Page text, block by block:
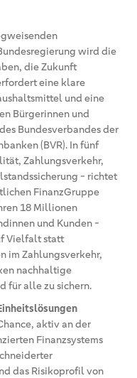
wird die
die Zukunft
eine klare
und eine
Bürgerinnen und
Bundesverbandes der
(BVR). In fünf
Zahlungsverkehr,
- richtet
FinanzGruppe
18 Millionen
und Kunden -
Vielfalt statt
im Zahlungsverkehr,
nachhaltige
für alle zu sichern.
aktiv an der
Finanzsystems
das Risikoprofil von